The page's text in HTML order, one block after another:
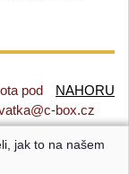
NAHORU
pod
box.cz
cookies
jak to na našem